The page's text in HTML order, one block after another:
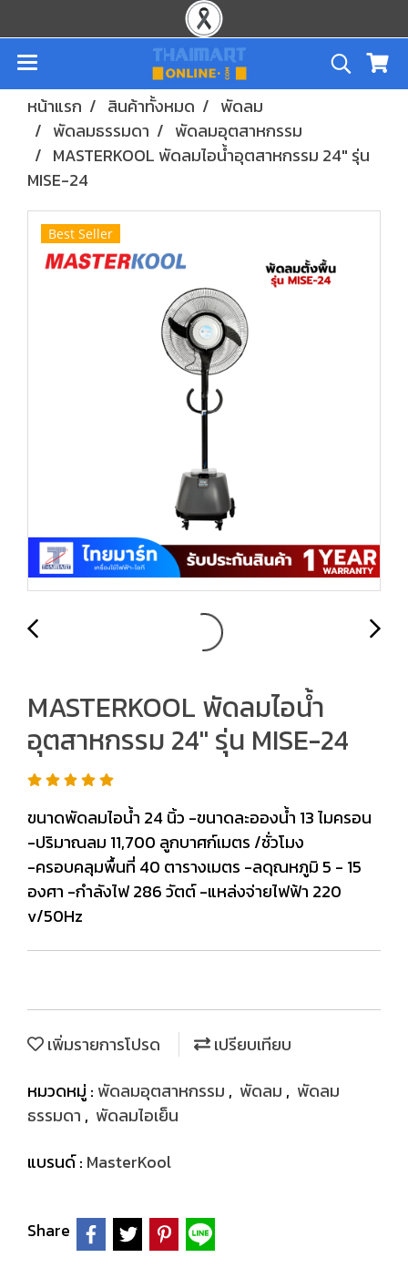
หน้าแรก สินค้าทั้งหมด
พัดลม
พัดลมธรรมดา
พัดลมอุตสาหกรรม
MASTERKOOL พัดลมไอน้ำอุตสาหกรรม 24" รุ่น
MISE-24
Best Seller
MASTERKOOL พัดลมไอน้ำ
อุตสาหกรรม 24" รุ่น MISE-24
ขนาดพัดลมไอน้ำ 24 นิ้ว -ขนาดละอองน้ำ 13 ไมครอน
-ปริมาณลม 11,700 ลูกบาศก์เมตร /ชั่วโมง
-ครอบคลุมพื้นที่ 40 ตารางเมตร -ลดุณหภูมิ 5 - 15
องศา -กำลังไฟ 286 วัตต์ -แหล่งจ่ายไฟฟ้า 220
v/50Hz
เพิ่มรายการโปรด
เปรียบเทียบ
หมวดหมู่ : พัดลมอุตสาหกรรม , พัดลม , พัดลม
ธรรมดา , พัดลมไอเย็น
แบรนด์ : MasterKool
Share